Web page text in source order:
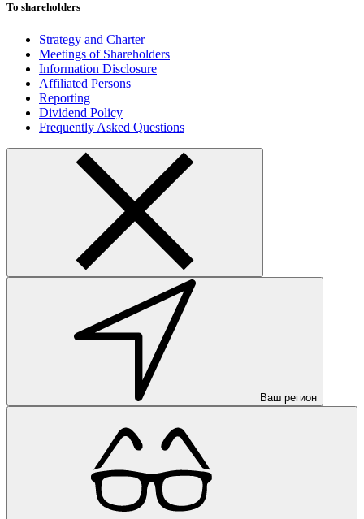
To shareholders
Strategy and Charter
Meetings of Shareholders
Information Disclosure
Affiliated Persons
Reporting
Dividend Policy
Frequently Asked Questions
Ваш регион